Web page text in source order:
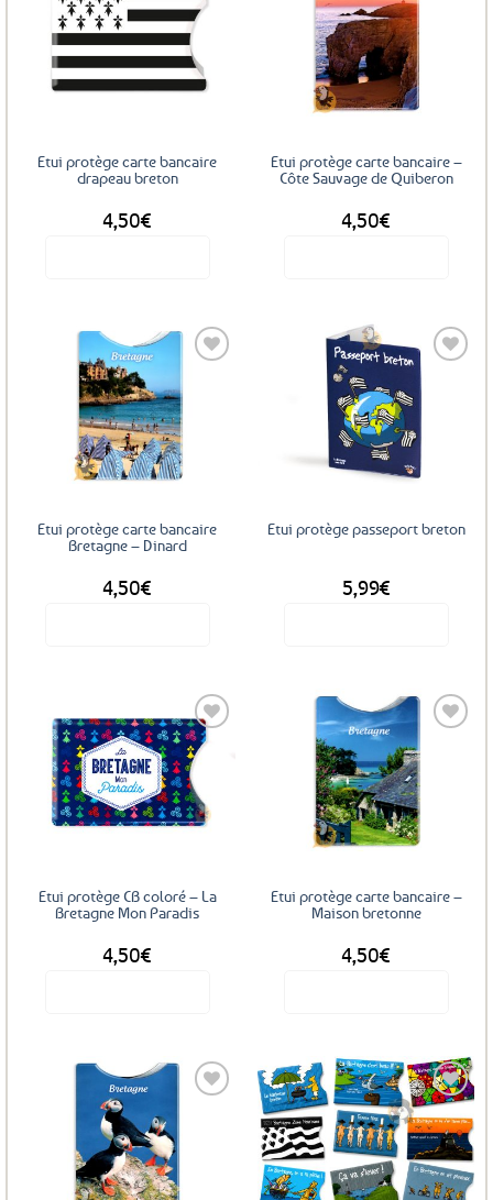
Ajouter
aux
favoris
Etui protège carte bancaire
drapeau breton
4,50€
Etui protège carte bancaire –
Côte Sauvage de Quiberon
4,50€
Etui protège carte bancaire
Bretagne – Dinard
4,50€
Etui protège passeport breton
5,99€
Ajouter
aux
favoris
Etui protège CB coloré – La
Bretagne Mon Paradis
4,50€
Etui protège carte bancaire –
Maison bretonne
4,50€
Ajouter
aux
favoris